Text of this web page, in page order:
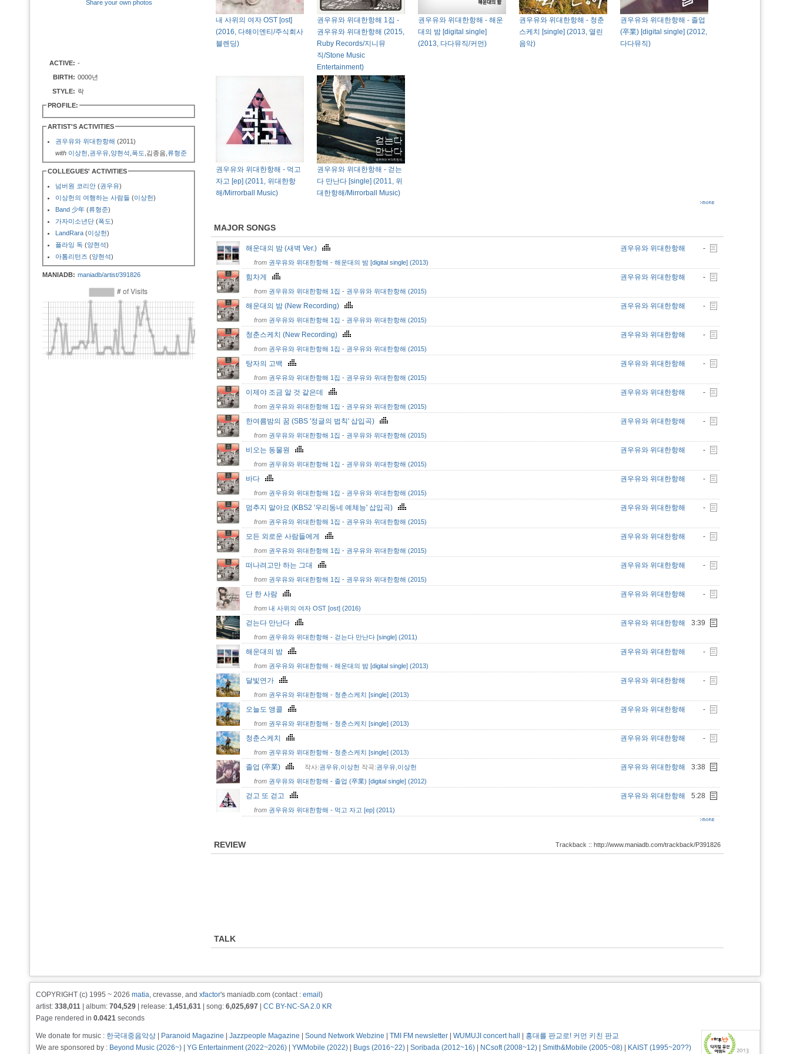
Share your own photos
ACTIVE: -
BIRTH: 0000년
STYLE: 락
PROFILE:
ARTIST'S ACTIVITIES
권우유와 위대한항해 (2011)
with 이상헌 권우유 양현석 폭도 ,김종음, 류형준
COLLEGUES' ACTIVITIES
넘버원 코리안 (권우유)
이상헌의 여행하는 사람들 (이상헌)
Band 少年 (류형준)
가자미소년단 (폭도)
LandRara (이상헌)
플라잉 독 (양현석)
아톰리턴즈 (양현석)
MANIADB: maniadb/artist/391826
내 사위의 여자 OST [ost]
(2016, 다해이엔티/주식회사
블렌딩)
권우유와 위대한항해 1집 -
권우유와 위대한항해 (2015,
Ruby Records/지니뮤
직/Stone Music
Entertainment)
권우유와 위대한항해 - 해운
대의 밤 [digital single]
(2013, 다다뮤직/커먼)
권우유와 위대한항해 - 청춘
스케치 [single] (2013, 열린
음악)
권우유와 위대한항해 - 졸업
(卒業) [digital single] (2012,
다다뮤직)
권우유와 위대한항해 - 먹고
자고 [ep] (2011, 위대한항
해/Mirrorball Music)
권우유와 위대한항해 - 걷는
다 만난다 [single] (2011, 위
대한항해/Mirrorball Music)
MAJOR SONGS
해운대의 밤 (새벽 Ver.) 권우유와 위대한항해 -
from 권우유와 위대한항해 - 해운대의 밤 [digital single] (2013)
힘차게 권우유와 위대한항해 -
from 권우유와 위대한항해 1집 - 권우유와 위대한항해 (2015)
해운대의 밤 (New Recording) 권우유와 위대한항해 -
from 권우유와 위대한항해 1집 - 권우유와 위대한항해 (2015)
청춘스케치 (New Recording) 권우유와 위대한항해 -
from 권우유와 위대한항해 1집 - 권우유와 위대한항해 (2015)
탕자의 고백 권우유와 위대한항해 -
from 권우유와 위대한항해 1집 - 권우유와 위대한항해 (2015)
이제야 조금 알 것 같은데 권우유와 위대한항해 -
from 권우유와 위대한항해 1집 - 권우유와 위대한항해 (2015)
한여름밤의 꿈 (SBS '정글의 법칙' 삽입곡) 권우유와 위대한항해 -
from 권우유와 위대한항해 1집 - 권우유와 위대한항해 (2015)
비오는 동물원 권우유와 위대한항해 -
from 권우유와 위대한항해 1집 - 권우유와 위대한항해 (2015)
바다 권우유와 위대한항해 -
from 권우유와 위대한항해 1집 - 권우유와 위대한항해 (2015)
멈추지 말아요 (KBS2 '우리동네 예체능' 삽입곡) 권우유와 위대한항해 -
from 권우유와 위대한항해 1집 - 권우유와 위대한항해 (2015)
모든 외로운 사람들에게 권우유와 위대한항해 -
from 권우유와 위대한항해 1집 - 권우유와 위대한항해 (2015)
떠나려고만 하는 그대 권우유와 위대한항해 -
from 권우유와 위대한항해 1집 - 권우유와 위대한항해 (2015)
단 한 사람 권우유와 위대한항해 -
from 내 사위의 여자 OST [ost] (2016)
걷는다 만난다 권우유와 위대한항해 3:39
from 권우유와 위대한항해 - 걷는다 만난다 [single] (2011)
해운대의 밤 권우유와 위대한항해 -
from 권우유와 위대한항해 - 해운대의 밤 [digital single] (2013)
달빛연가 권우유와 위대한항해 -
from 권우유와 위대한항해 - 청춘스케치 [single] (2013)
오늘도 앵콜 권우유와 위대한항해 -
from 권우유와 위대한항해 - 청춘스케치 [single] (2013)
청춘스케치 권우유와 위대한항해 -
from 권우유와 위대한항해 - 청춘스케치 [single] (2013)
졸업 (卒業) 작사:권우유 이상헌 작곡:권우유 이상헌 권우유와 위대한항해 3:38
from 권우유와 위대한항해 - 졸업 (卒業) [digital single] (2012)
걷고 또 걷고 권우유와 위대한항해 5:28
from 권우유와 위대한항해 - 먹고 자고 [ep] (2011)
REVIEW Trackback :: http://www.maniadb.com/trackback/P391826
TALK
COPYRIGHT (c) 1995 ~ 2026 matia, crevasse, and xfactor's maniadb.com (contact : email )
artist: 338,011 | album: 704,529 | release: 1,451,631 | song: 6,025,697
CC BY-NC-SA 2.0 KR
Page rendered in 0.0421 seconds
We donate for music : 한국대중음악상 Paranoid Magazine Jazzpeople Magazine Sound Network Webzine TMI FM newsletter WUMUJI concert hall
홍대를 판교로! 커먼 키친 판교
We are sponsored by : Beyond Music (2026~) YG Entertainment (2022~2026) YWMobile (2022) Bugs (2016~22) Soribada (2012~16) NCsoft (2008~12) Smith&Mobile (2005~08) KAIST (1995~20??)